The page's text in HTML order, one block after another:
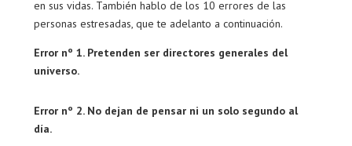
en sus vidas. También hablo de los 10 errores de las
personas estresadas, que te adelanto a continuación.
Error nº 1. Pretenden ser directores generales del
universo.
Error nº 2. No dejan de pensar ni un solo segundo al
día.